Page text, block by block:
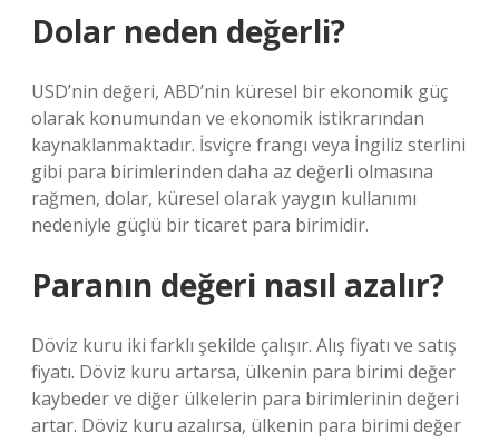
Dolar neden değerli?
USD’nin değeri, ABD’nin küresel bir ekonomik güç
olarak konumundan ve ekonomik istikrarından
kaynaklanmaktadır. İsviçre frangı veya İngiliz sterlini
gibi para birimlerinden daha az değerli olmasına
rağmen, dolar, küresel olarak yaygın kullanımı
nedeniyle güçlü bir ticaret para birimidir.
Paranın değeri nasıl azalır?
Döviz kuru iki farklı şekilde çalışır. Alış fiyatı ve satış
fiyatı. Döviz kuru artarsa, ülkenin para birimi değer
kaybeder ve diğer ülkelerin para birimlerinin değeri
artar. Döviz kuru azalırsa, ülkenin para birimi değer